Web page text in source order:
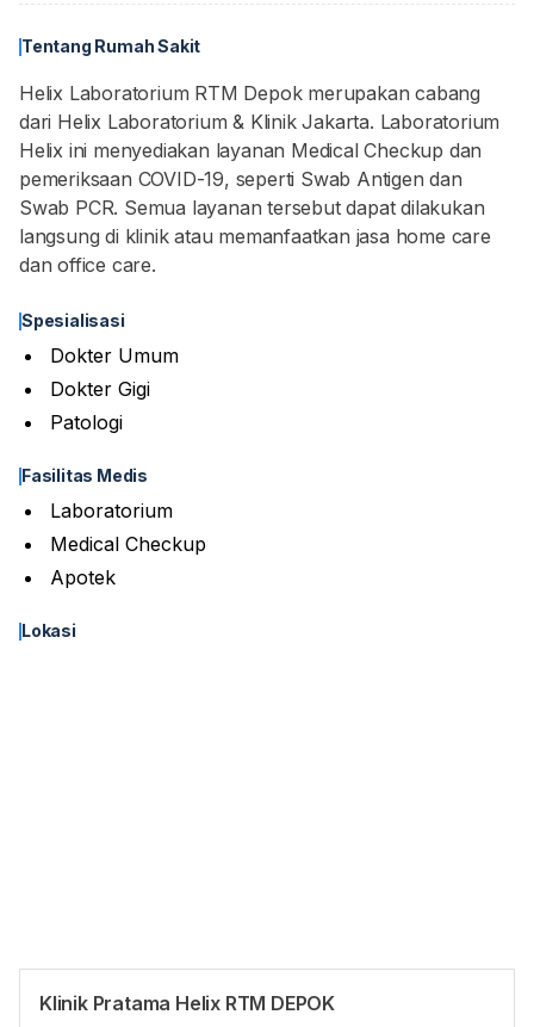
Tentang Rumah Sakit
Helix Laboratorium RTM Depok merupakan cabang
dari Helix Laboratorium & Klinik Jakarta. Laboratorium
Helix ini menyediakan layanan Medical Checkup dan
pemeriksaan COVID-19, seperti Swab Antigen dan
Swab PCR. Semua layanan tersebut dapat dilakukan
langsung di klinik atau memanfaatkan jasa home care
dan office care.
Spesialisasi
Dokter Umum
Dokter Gigi
Patologi
Fasilitas Medis
Laboratorium
Medical Checkup
Apotek
Lokasi
Klinik Pratama Helix RTM DEPOK
Panduan Pasien